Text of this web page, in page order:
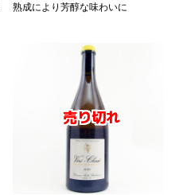
熟成により芳醇な味わいに